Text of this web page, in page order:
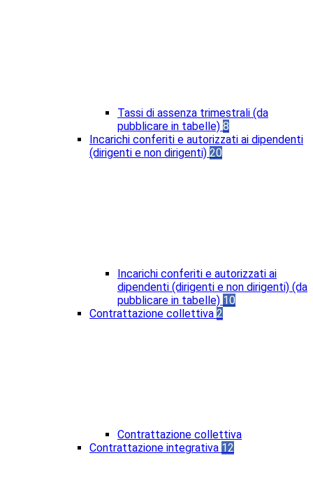
Tassi di assenza trimestrali (da
pubblicare in tabelle) 8
Incarichi conferiti e autorizzati ai dipendenti
(dirigenti e non dirigenti) 20
Incarichi conferiti e autorizzati ai
dipendenti (dirigenti e non dirigenti) (da
pubblicare in tabelle) 10
Contrattazione collettiva 2
Contrattazione collettiva
Contrattazione integrativa 12